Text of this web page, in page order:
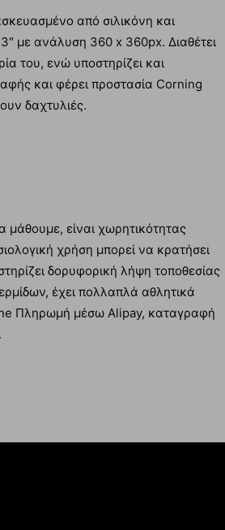
από σιλικόνη και
με ανάλυση 360 x 360px. Διαθέτει
του, ενώ υποστηρίζει και
και φέρει προστασία Corning
δαχτυλιές.
μάθουμε, είναι χωρητικότητας
χρήση μπορεί να κρατήσει
δορυφορική λήψη τοποθεσίας
έχει πολλαπλά αθλητικά
Πληρωμή μέσω Alipay, καταγραφή